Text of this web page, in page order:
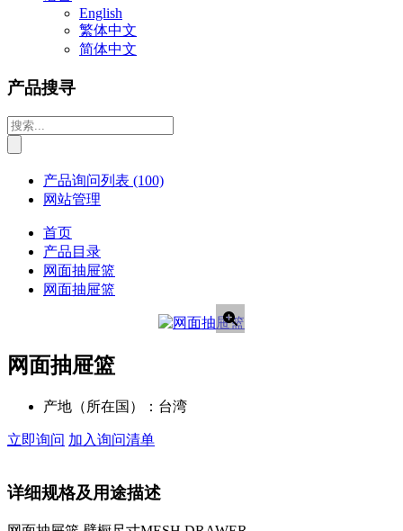
English
繁体中文
简体中文
产品搜寻
产品询问列表 (100)
网站管理
首页
产品目录
网面抽屉篮
网面抽屉篮
网面抽屉篮
产地（所在国）： 台湾
立即询问 加入询问清单
详细规格及用途描述